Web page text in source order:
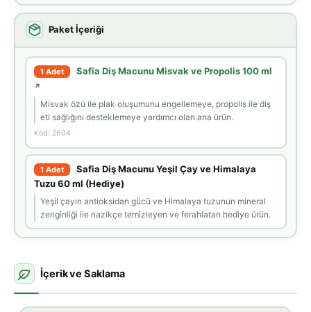
Paket İçeriği
1 Adet Safia Diş Macunu Misvak ve Propolis 100 ml
↗
Misvak özü ile plak oluşumunu engellemeye, propolis ile diş
eti sağlığını desteklemeye yardımcı olan ana ürün.
Kod: 2604
1 Adet
Safia Diş Macunu Yeşil Çay ve Himalaya
Tuzu 60 ml (Hediye)
Yeşil çayın antioksidan gücü ve Himalaya tuzunun mineral
zenginliği ile nazikçe temizleyen ve ferahlatan hediye ürün.
İçerik ve Saklama